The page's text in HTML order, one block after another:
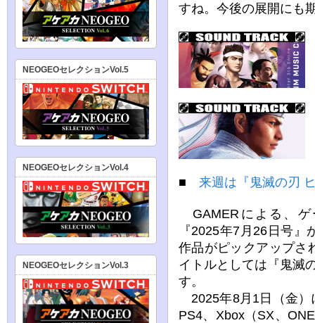
すね。今後の展開にも
■ 来週は『鬼滅の刃
GAMERによる、
『2025年7月26日号
作品がピックアップさ
イトルとしては『鬼滅
す。
2025年8月1日（金）
PS4、Xbox（SX、
NEOGEOセレクションVol.5
NEOGEOセレクションVol.4
NEOGEOセレクションVol.3